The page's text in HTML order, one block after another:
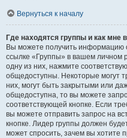
Вернуться к началу
Где находятся группы и как мне
Вы можете получить информацию
ссылке «Группы» в вашем личном
одну из них, нажмите
общедоступны. Некоторые могут
них, могут быть закрытыми или
общедоступна, то вы можете
соответствующей кнопке. Если
вы можете отправить запрос на
кнопке. Лидер группы должен
может спросить, зачем вы хотите